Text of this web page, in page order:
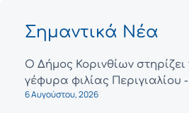
Σημαντικά Νέα
Ο Δήμος Κορινθίων στηρίζει
γέφυρα φιλίας Περιγιαλίου
6 Αυγούστου, 2026